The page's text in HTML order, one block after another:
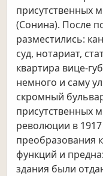
присутственных
(Сонина). После
разместились:
суд, нотариат,
квартира вице-
немного и саму
скромный
присутственных
революции в
преобразования
функций и
здания были